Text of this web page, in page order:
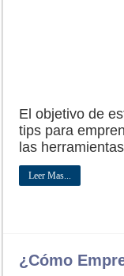
El objetivo de
tips para
las
Leer Mas...
¿Cómo